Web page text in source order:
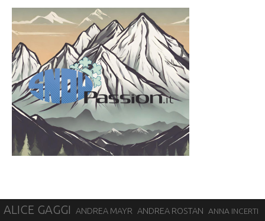
ALICE GAGGI ANDREA MAYR ANDREA ROSTAN ANNA INCERTI